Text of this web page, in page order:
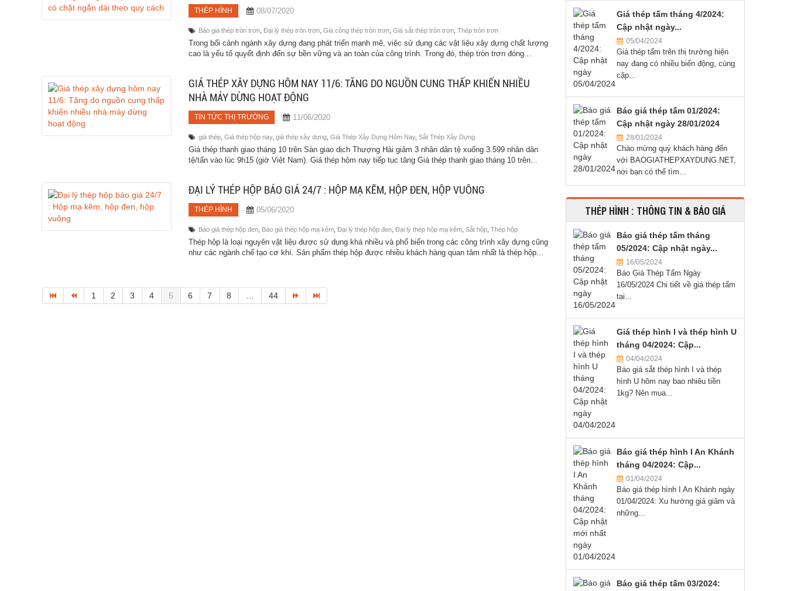
THÉP HÌNH 08/07/2020
Báo giá thép tròn trơn Đại lý thép tròn trơn Gia công thép tròn trơn Giá sắt thép tròn trơn Thép tròn trơn
Trong bối cảnh ngành xây dựng đang phát triển mạnh mẽ, việc sử dụng các vật liệu xây dựng chất lượng
cao là yếu tố quyết định đến sự bền vững và an toàn của công trình. Trong đó, thép tròn trơn đóng...
GIÁ THÉP XÂY DỰNG HÔM NAY 11/6: TĂNG DO NGUỒN CUNG THẤP KHIẾN NHIỀU
NHÀ MÁY DỪNG HOẠT ĐỘNG
TIN TỨC THỊ TRƯỜNG 11/06/2020
giá thép Giá thép hộp nay, giá thép xây dựng Giá Thép Xây Dựng Hôm Nay, Sắt Thép Xây Dựng
Giá thép thanh giao tháng 10 trên Sàn giao dịch Thượng Hải giảm 3 nhân dân tệ xuống 3.599 nhân dân
tệ/tấn vào lúc 9h15 (giờ Việt Nam). Giá thép hôm nay tiếp tục tăng Giá thép thanh giao tháng 10 trên...
ĐẠI LÝ THÉP HỘP BÁO GIÁ 24/7 : HỘP MẠ KẼM, HỘP ĐEN, HỘP VUÔNG
THÉP HÌNH 05/06/2020
Báo giá thép hộp đen Báo giá thép hộp mạ kẽm Đại lý thép hộp đen Đại lý thép hộp mạ kẽm Sắt hộp Thép hộp
Thép hộp là loại nguyên vật liệu được sử dụng khá nhiều và phổ biến trong các công trình xây dựng cũng
như các ngành chế tạo cơ khí. Sản phẩm thép hộp được nhiều khách hàng quan tâm nhất là thép hộp...
1 2 3 4 5 6 7 8 44
Giá thép tấm tháng 4/2024:
Cập nhật ngày...
05/04/2024
Giá thép tấm trên thị trường hiện
nay đang có nhiều biến động, cùng
cập...
Báo giá thép tấm 01/2024:
Cập nhật ngày 28/01/2024
28/01/2024
Chào mừng quý khách hàng đến
với BAOGIATHEPXAYDUNG.NET,
nơi bạn có thể tìm...
THÉP HÌNH : THÔNG TIN & BÁO GIÁ
Báo giá thép tấm tháng
05/2024: Cập nhật ngày...
16/05/2024
Báo Giá Thép Tấm Ngày
16/05/2024 Chi tiết về giá thép tấm
tại...
Giá thép hình I và thép hình U
tháng 04/2024: Cập...
04/04/2024
Báo giá sắt thép hình I và thép
hình U hôm nay bao nhiêu tiền
1kg? Nên mua...
Báo giá thép hình I An Khánh
tháng 04/2024: Cập...
01/04/2024
Báo giá thép hình I An Khánh ngày
01/04/2024: Xu hướng giá giảm và
những...
Báo giá thép tấm 03/2024: